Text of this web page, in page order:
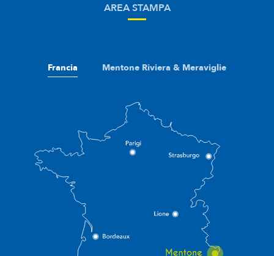
AREA STAMPA
Francia Mentone Riviera & Meraviglie